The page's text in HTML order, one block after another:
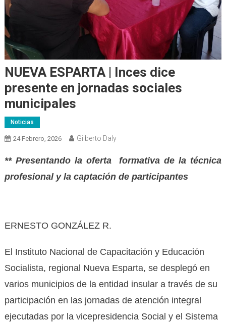
NUEVA ESPARTA | Inces dice
presente en jornadas sociales
municipales
Noticias
24 Febrero, 2026 Gilberto Daly
** Presentando la oferta formativa de la técnica
profesional y la captación de participantes
ERNESTO GONZÁLEZ R.
El Instituto Nacional de Capacitación y Educación
Socialista, regional Nueva Esparta, se desplegó en
varios municipios de la entidad insular a través de su
participación en las jornadas de atención integral
ejecutadas por la vicepresidencia Social y el Sistema